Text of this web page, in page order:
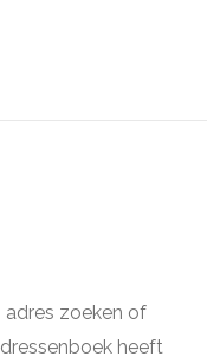
zoeken of
heeft